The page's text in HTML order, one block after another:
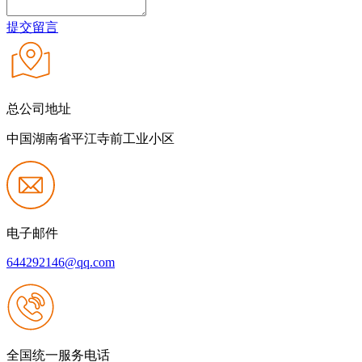
提交留言
总公司地址
中国湖南省平江寺前工业小区
电子邮件
644292146@qq.com
全国统一服务电话